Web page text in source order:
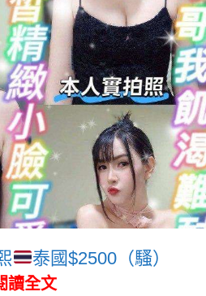
泰國$2500（騷）
讀全文